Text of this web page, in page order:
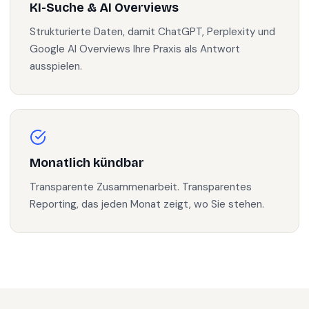
KI-Suche & AI Overviews
Strukturierte Daten, damit ChatGPT, Perplexity und
Google AI Overviews Ihre Praxis als Antwort
ausspielen.
Monatlich kündbar
Transparente Zusammenarbeit. Transparentes
Reporting, das jeden Monat zeigt, wo Sie stehen.